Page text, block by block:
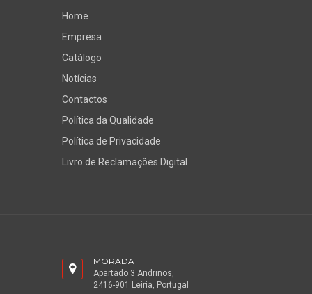
Home
Empresa
Catálogo
Notícias
Contactos
Política da Qualidade
Política de Privacidade
Livro de Reclamações Digital
MORADA
Apartado 3 Andrinos,
2416-901 Leiria, Portugal